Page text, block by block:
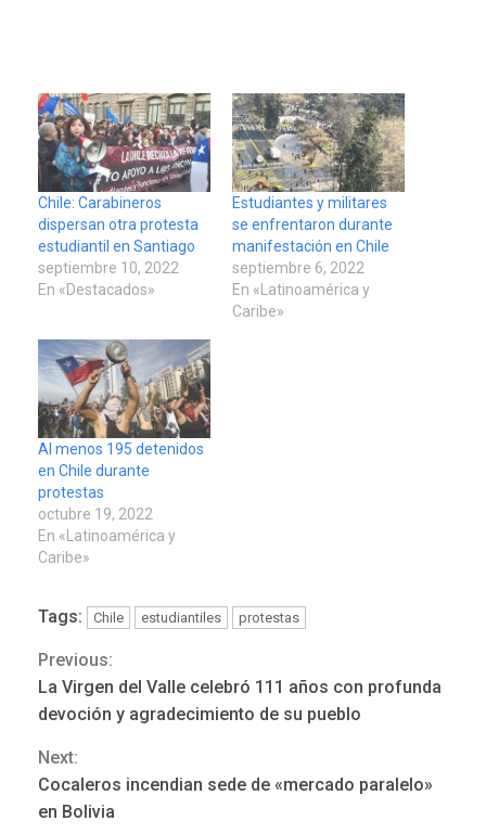
Chile: Carabineros
dispersan otra protesta
estudiantil en Santiago
septiembre 10, 2022
En «Destacados»
Estudiantes y militares
se enfrentaron durante
manifestación en Chile
septiembre 6, 2022
En «Latinoamérica y
Caribe»
Al menos 195 detenidos
en Chile durante
protestas
octubre 19, 2022
En «Latinoamérica y
Caribe»
Tags: Chile estudiantiles protestas
Continue
Reading
Previous:
La Virgen del Valle celebró 111 años con profunda
devoción y agradecimiento de su pueblo
Next:
Cocaleros incendian sede de «mercado paralelo»
en Bolivia
3
Funsone benefició a 46
personas con la entrega de
ÚLTIMA HORA